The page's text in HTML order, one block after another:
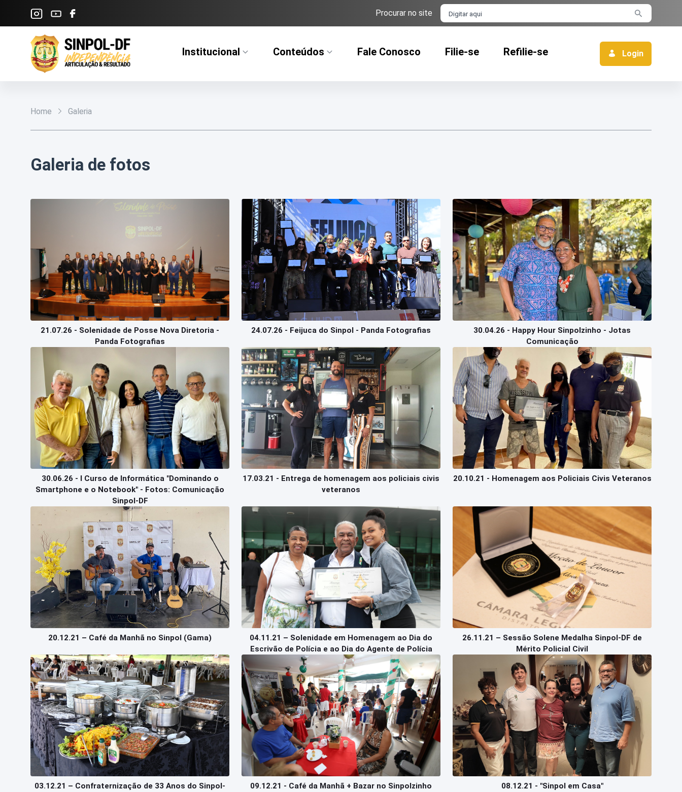
Pular para o Conteúdo principal Procurar no site Barra de busca
Institucional Conteúdos Fale Conosco Filie-se Refilie-se Login
Home Galeria
Galeria de fotos
21.07.26 - Solenidade de Posse Nova Diretoria -
Panda Fotografias
24.07.26 - Feijuca do Sinpol - Panda Fotografias
30.04.26 - Happy Hour Sinpolzinho - Jotas
Comunicação
30.06.26 - I Curso de Informática "Dominando o
Smartphone e o Notebook" - Fotos: Comunicação
Sinpol-DF
17.03.21 - Entrega de homenagem aos policiais civis
veteranos
20.10.21 - Homenagem aos Policiais Civis Veteranos
20.12.21 – Café da Manhã no Sinpol (Gama)
04.11.21 – Solenidade em Homenagem ao Dia do
Escrivão de Polícia e ao Dia do Agente de Polícia
26.11.21 – Sessão Solene Medalha Sinpol-DF de
Mérito Policial Civil
03.12.21 – Confraternização de 33 Anos do Sinpol-
09.12.21 - Café da Manhã + Bazar no Sinpolzinho 08.12.21 - "Sinpol em Casa"